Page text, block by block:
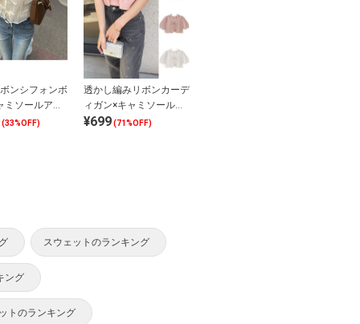
ンシフォンボ
ミソールアン
(33%OFF)
透かし編みリボンカーデ
ィガン×キャミソールニ
ットアンサンブル
¥699(71%OFF)
スウェットのランキング
ング
トのランキング